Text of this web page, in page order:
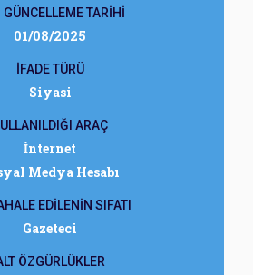
GÜNCELLEME TARİHİ
01/08/2025
İFADE TÜRÜ
Siyasi
ARAÇ
İnternet
Medya Hesabı
EDİLENİN SIFATI
Gazeteci
ÖZGÜRLÜKLER